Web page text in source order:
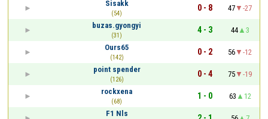
Sisakk
(54)
0 - 8 47
-27
buzas.gyongyi
(31)
4 - 3 44
3
Ours65
(142)
0 - 2 56
-12
point spender
(126)
0 - 4 75
-19
rockxena
(68)
1 - 0 63
12
F1 Nls